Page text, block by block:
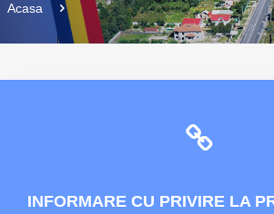
Acasa
INFORMARE CU PRIVIRE LA